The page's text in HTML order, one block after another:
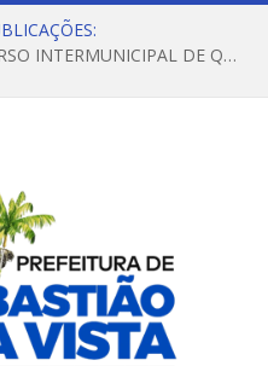
REGULAMENTO DO X CONCURSO INTERMUNICIPAL DE QUADRILHAS JUNINAS – 2026 – ARRAIÁ DA VENEZA